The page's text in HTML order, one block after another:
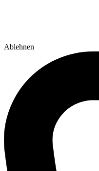
Ablehnen